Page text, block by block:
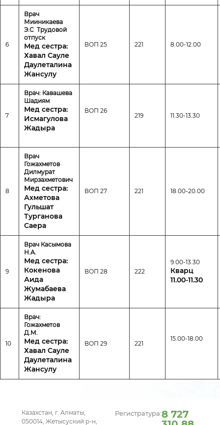
6
Врач
Мииникаева
Э.С Трудовой
отпуск
Мед сестра:
Хавал Сауле
Даулеталина
Жансулу
ВОП 25 221 8.00-12.00
7
Врач: Кавашева
Шадиям
Мед сестра:
Исмагулова
Жадыра
ВОП 26
219 11.30-13.30
8
Врач
Гожахметов
Дилмурат
Мирзахметович
Мед сестра:
Ахметова
Гульшат
Турганова
Саера
ВОП 27 221 18.00-20.00
9
Врач Касымова
Н.А.
Мед сестра:
Кокенова
Аида
Жумабаева
Жадыра
ВОП 28 222
9.00-13.30
Кварц
11.00-11.30
10
Врач:
Гожахметов
Д.М.
Мед сестра:
Хавал Сауле
Даулеталина
Жансулу
ВОП 29 221
15.00-18.00
Казахстан, г. Алматы,
050014, Жетысуский р-н,
Регистратура:8 727